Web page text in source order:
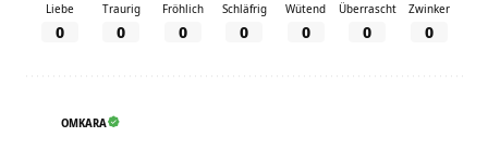
Liebe
0
Traurig
0
Fröhlich
0
Schläfrig
0
Wütend
0
Überrascht
0
Zwinker
0
OMKARA